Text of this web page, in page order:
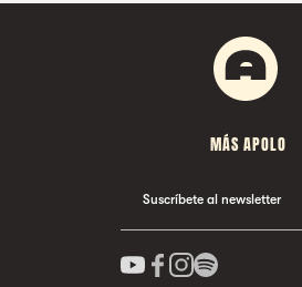
MÁS APOLO
Suscríbete al newsletter